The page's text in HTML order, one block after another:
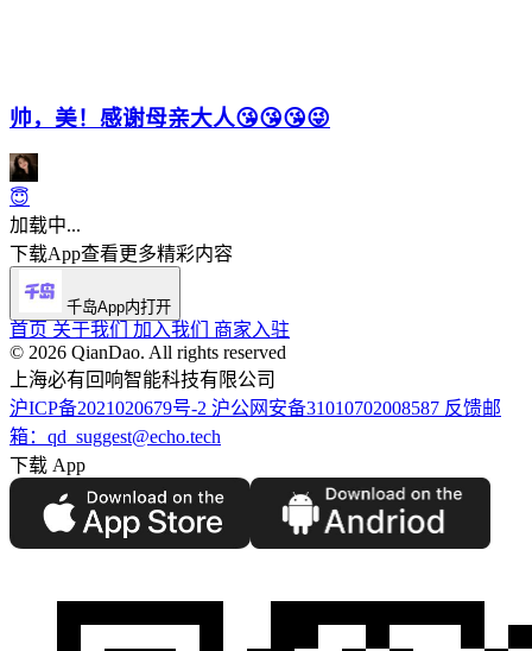
帅，美！感谢母亲大人😘😘😘😜
😇
加载中...
下载App查看更多精彩内容
千岛App内打开
首页 关于我们 加入我们 商家入驻
©️ 2026 QianDao. All rights reserved
上海必有回响智能科技有限公司
沪ICP备2021020679号-2 沪公网安备31010702008587 反馈邮
箱：qd_suggest@echo.tech
下载 App